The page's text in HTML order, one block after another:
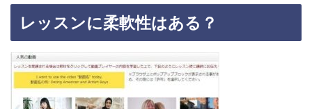
レッスンに柔軟性はある？